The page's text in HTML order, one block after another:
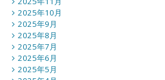
2025年10月
2025年9月
2025年8月
2025年7月
2025年6月
2025年5月